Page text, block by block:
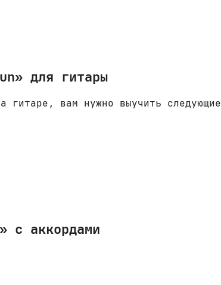
для гитары
гитаре, вам нужно выучить следующие
с аккордами